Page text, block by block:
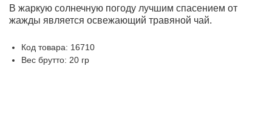
В жаркую солнечную погоду лучшим спасением от
жажды является освежающий травяной чай.
Код товара: 16710
Вес брутто: 20 гр